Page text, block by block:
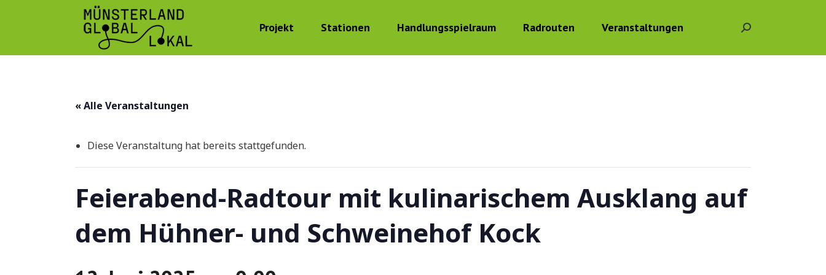
Projekt Stationen Handlungsspielraum Radrouten Veranstaltungen Search:
« Alle Veranstaltungen
Diese Veranstaltung hat bereits stattgefunden.
Feierabend-Radtour mit kulinarischem Ausklang auf
dem Hühner- und Schweinehof Kock